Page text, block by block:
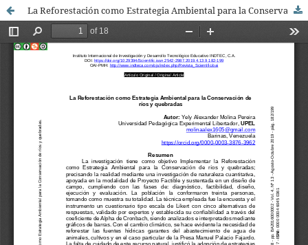
La Reforestación como Estrategia Ambiental para la Conservación de ríos y quebradas